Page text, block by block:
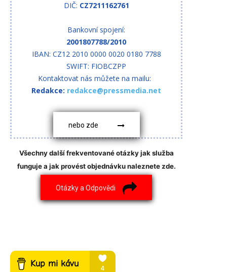
DIČ: CZ7211162761
Bankovní spojení:
2001807788/2010
IBAN: CZ12 2010 0000 0020 0180 7788
SWIFT: FIOBCZPP
Kontaktovat nás můžete na mailu:
Redakce: redakce@pressmedia.net
nebo zde
Všechny další frekventované otázky jak služba
funguje a jak provést objednávku naleznete zde.
Otázky a Odpovědi